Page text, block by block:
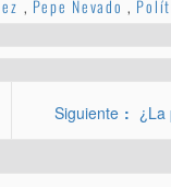
, Pepe Nevado ,
Siguiente ¿La